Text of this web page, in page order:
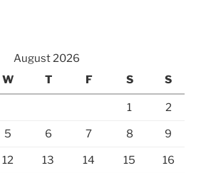
August 2026
W T F S S
1 2
5 6 7 8 9
12 13 14 15 16